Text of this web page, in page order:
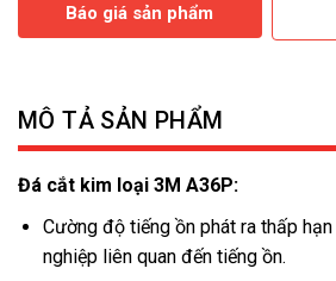
Báo giá sản phẩm
MÔ TẢ SẢN PHẨM
Đá cắt kim loại 3M A36P:
Cường độ tiếng ồn phát ra thấp hạn
nghiệp liên quan đến tiếng ồn.